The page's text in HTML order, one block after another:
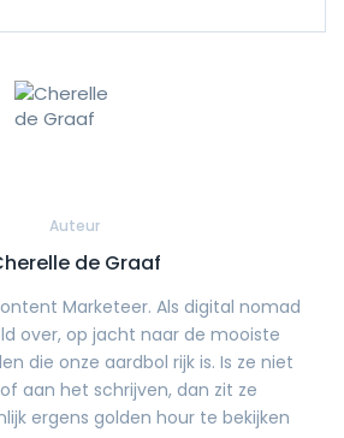
Auteur
de Graaf
Marketeer. Als digital nomad
over, op jacht naar de mooiste
die onze aardbol rijk is. Is ze niet
aan het schrijven, dan zit ze
ergens golden hour te bekijken